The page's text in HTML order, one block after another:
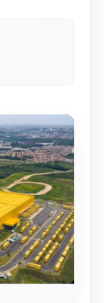
emprego
O
no bairro
gerar
e
da